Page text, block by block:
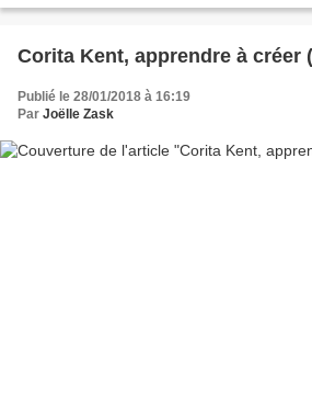
Corita Kent, apprendre à créer
Publié le 28/01/2018 à 16:19
Par Joëlle Zask